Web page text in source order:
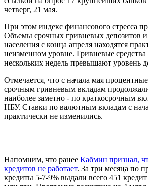
четверг, 21 мая.
При этом индекс финансового стресса
Объемы срочных гривневых депозитов
населения с конца апреля находятся
неизменном уровне. Гривневые средства
нескольких недель превышают уровень
Отмечается, что с начала мая
срочным гривневым вкладам
наиболее заметно - по краткосрочным
НБУ. Ставки по валютным вкладам с
практически не изменились.
Напомним, что ранее Кабмин признал,
кредитов не работает. За три месяца по
кредиты 5-7-9% выдали всего 451